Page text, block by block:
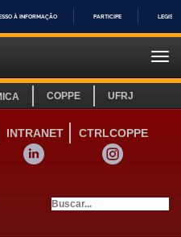
IR
À INFORMAÇÃO PARTICIPE
COPPE UFRJ
INTRANET
CTRLCOPPE
LINKEDIN
INSTAGRAM